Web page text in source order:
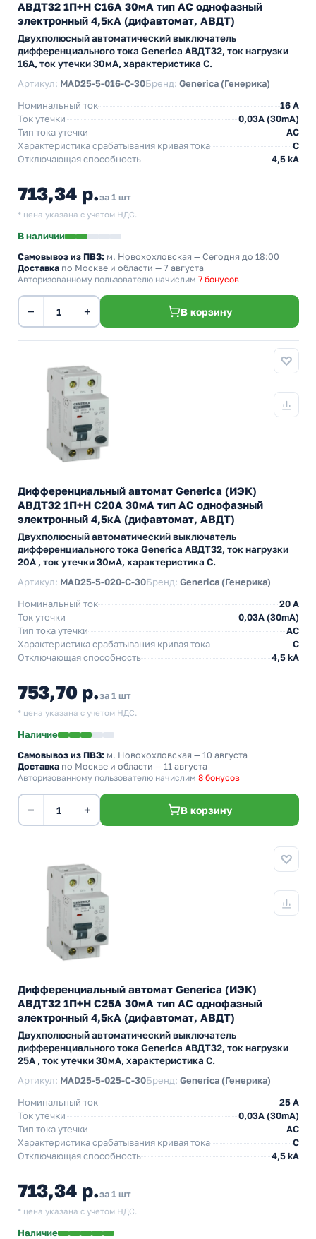
АВДТ32 1П+Н C16А 30мА тип АС однофазный
электронный 4,5кА (дифавтомат, АВДТ)
Двухполюсный автоматический выключатель
дифференциального тока Generica АВДТ32, ток нагрузки
16А, ток утечки 30мА, характеристика С.
Артикул: MAD25-5-016-C-30Бренд: Generica (Генерика)
Номинальный ток
16 А
Ток утечки
0,03A (30mA)
Тип тока утечки
AC
Характеристика срабатывания кривая тока
C
Отключающая способность
4,5 kA
713,34 р.за 1 шт
* цена указана с учетом НДС.
В наличии
Самовывоз из ПВЗ: м. Новохохловская — Сегодня до 18:00
Доставка по Москве и области — 7 августа
Авторизованному пользователю начислим 7 бонусов
− + В корзину
Дифференциальный автомат Generica (ИЭК)
АВДТ32 1П+Н C20А 30мА тип АС однофазный
электронный 4,5кА (дифавтомат, АВДТ)
Двухполюсный автоматический выключатель
дифференциального тока Generica АВДТ32, ток нагрузки
20А , ток утечки 30мА, характеристика С.
Артикул: MAD25-5-020-C-30Бренд: Generica (Генерика)
Номинальный ток
20 А
Ток утечки
0,03A (30mA)
Тип тока утечки
AC
Характеристика срабатывания кривая тока
C
Отключающая способность
4,5 kA
753,70 р.за 1 шт
* цена указана с учетом НДС.
Наличие
Самовывоз из ПВЗ: м. Новохохловская — 10 августа
Доставка по Москве и области — 11 августа
Авторизованному пользователю начислим 8 бонусов
− + В корзину
Дифференциальный автомат Generica (ИЭК)
АВДТ32 1П+Н C25А 30мА тип АС однофазный
электронный 4,5кА (дифавтомат, АВДТ)
Двухполюсный автоматический выключатель
дифференциального тока Generica АВДТ32, ток нагрузки
25А , ток утечки 30мА, характеристика С.
Артикул: MAD25-5-025-C-30Бренд: Generica (Генерика)
Номинальный ток
25 А
Ток утечки
0,03A (30mA)
Тип тока утечки
AC
Характеристика срабатывания кривая тока
C
Отключающая способность
4,5 kA
713,34 р.за 1 шт
* цена указана с учетом НДС.
Наличие